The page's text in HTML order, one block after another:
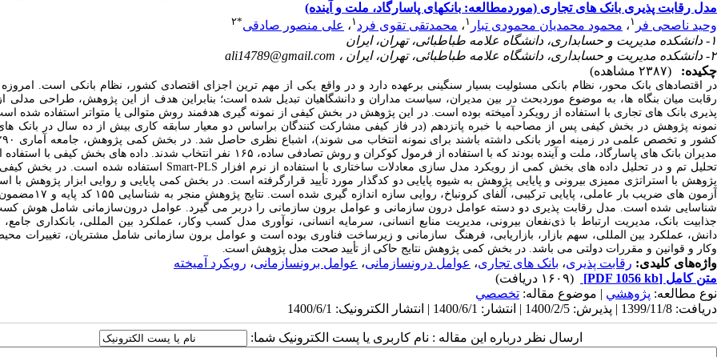
مدل رقابت پذیری بانک های تجاری (موردمطالعه: بانک‎های پاسارگاد، ملت و آینده)
وحید ناصحی‎ فر
۱ ، محمود محمدیان محمودی ‎تبار ۱ ، محمدتقی تقوی ‎فرد ۱ ، علی منصور صادقی*۲
۱- دانشکده مدیریت و حسابداری، دانشگاه علامه طباطبائی، تهران، ایران
۲- دانشکده مدیریت و حسابداری، دانشگاه علامه طباطبائی، تهران، ایران ،
ali14789@gmail.com
چکیده:
(۲۳۸۷ مشاهده)
در اقتصادهای بانک محور، نظام بانکی مسئولیت بسیار سنگینی برعهده دارد و در واقع یکی از
مهم ترین اجزای اقتصادی کشور، نظام بانکی است.
رقابت میان بنگاه ها، به موضوع موردبحث در بین مدیران، سیاست مداران و دانشگاهیان تبدیل شده است؛ بنابراین هدف از این پژوهش، طراحی مدلی
پذیری بانک های تجاری با استفاده از رویکرد آمیخته بوده است.در این پژوهش در بخش کیفی از نمونه گیری هدفمند روش متوالی یا متواتر استفاده شده
نمونه پژوهش در بخش کیفی پس از مصاحبه با خبره پانزدهم (در فاز کیفی مشارکت کنندگان براساس دو معیار سابقه کاری بیش از ده سال در بانک
کشور و تخصص علمی در زمینه امور بانکی داشته باشند برای نمونه انتخاب می شوند)، اشباع نظری حاصل شد. در بخش
مدیران بانک ‏های پاسارگاد، ملت و آینده بودند که با استفاده از فرمول کوکران و روش تصادفی ساده، ۱۶۵ نفر انتخاب شدند. داده های بخش
تحلیل تم و در تحلیل داده های بخش کمی از رویکرد مدل سازی معادلات ساختاری با استفاده از نرم افزار Smart-PLS
استفاده شده است. در بخش
پژوهش با استراتژی ممیزی بیرونی و پایایی پژوهش به شیوه پایایی دو کدگذار مورد تأیید قرارگرفته است. در بخش کمی پایایی و روایی ابزار پژوهش با
آزمون های ضریب بار عاملی، پایایی ترکیبی، آلفای کرونباخ، روایی سازه اندازه گیری شده است. نتایج پژوهش منجر به شناسایی
۱۵۵ کد پایه و
شناسایی شده است. مدل رقابت پذیری دو دسته عوامل درون سازمانی و عوامل برون سازمانی را دربر می گیرد. عوامل درونسازمانی شامل هوش
جذابیت بانک، مدیریت ارتباط با ذینفعان بیرونی، مدیریت منابع انسانی، سرمایه انسانی، نوآوری مدل کسب وکار، عملکرد بین المللی، بانکداری
دانش، عملکرد بین المللی، سهم بازار، بازاریابی، فرهنگ سازمانی و زیرساخت فناوری بوده است و عوامل برون سازمانی شامل مشتریان، تغییرات
وکار و قوانین و مقررات دولتی می باشد. در بخش کمی پژوهش نتایج حاکی از تأیید صحت مدل پژوهش است.
واژه‌های کلیدی: رقابت پذیری، بانک های تجاری، عوامل درون‎سازمانی ، عوامل برون‎سازمانی ، رویکرد آمیخته
متن کامل [PDF 1056 kb]
(۱۶۰۹ دریافت)
نوع مطالعه: پژوهشي | موضوع مقاله: تخصصي
دریافت: 1399/11/8 | پذیرش: 1400/2/5 | انتشار: 1400/6/1 | انتشار الکترونیک: 1400/6/1
ارسال نظر درباره این مقاله : نام کاربری یا پست الکترونیک شما: